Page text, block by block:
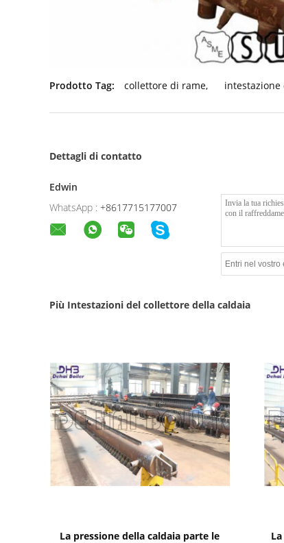
Prodotto Tag: collettore di rame,
Dettagli di contatto
Edwin
WhatsApp : +8617715177007
Più Intestazioni del collettore della caldaia
La pressione della caldaia parte le